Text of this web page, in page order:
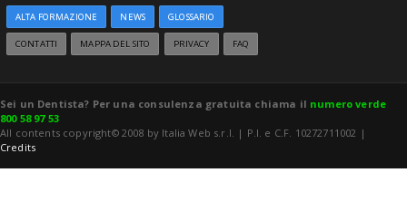
ALTA FORMAZIONE NEWS GLOSSARIO
CONTATTI MAPPA DEL SITO PRIVACY FAQ
Sei un Dentista? Per una consulenza gratuita chiama il numero verde
800 58 97 53
All contents copyright© 2008 by Italia Web s.r.l. | P.I. e C.F. 10272711002 |
Credits